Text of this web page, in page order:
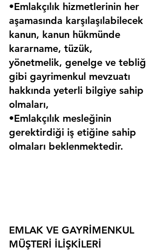
•Emlakçılık hizmetlerinin her
aşamasında karşılaşılabilecek
kanun, kanun hükmünde
kararname, tüzük,
yönetmelik, genelge ve tebliğ
gibi gayrimenkul mevzuatı
hakkında yeterli bilgiye sahip
olmaları,
•Emlakçılık mesleğinin
gerektirdiği iş etiğine sahip
olmaları beklenmektedir.
EMLAK VE GAYRİMENKUL
MÜŞTERİ İLİŞKİLERİ